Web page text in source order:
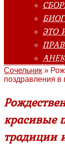
ЭТО
Главная
Сочельник »
поздравления в
красивые
традиции